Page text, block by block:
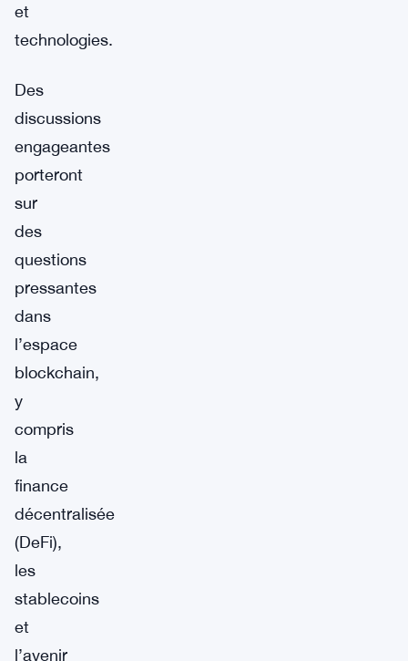
et
technologies.
Des
discussions
engageantes
porteront
sur
des
questions
pressantes
dans
l’espace
blockchain,
y
compris
la
finance
décentralisée
(DeFi),
les
stablecoins
et
l’avenir